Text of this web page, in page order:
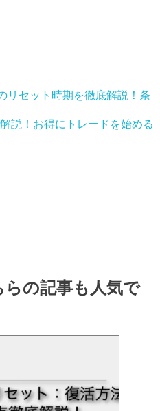
リセット時期を徹底解説！条
説！お得にトレードを始める
らの記事も人気で